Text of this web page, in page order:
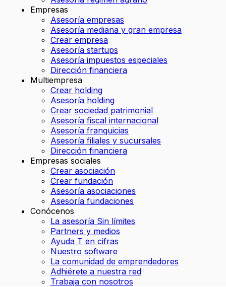
Empresas
Asesoría empresas
Asesoría mediana y gran empresa
Crear empresa
Asesoría startups
Asesoría impuestos especiales
Dirección financiera
Multiempresa
Crear holding
Asesoría holding
Crear sociedad patrimonial
Asesoría fiscal internacional
Asesoría franquicias
Asesoría filiales y sucursales
Dirección financiera
Empresas sociales
Crear asociación
Crear fundación
Asesoría asociaciones
Asesoría fundaciones
Conócenos
La asesoría Sin límites
Partners y medios
Ayuda T en cifras
Nuestro software
La comunidad de emprendedores
Adhiérete a nuestra red
Trabaja con nosotros